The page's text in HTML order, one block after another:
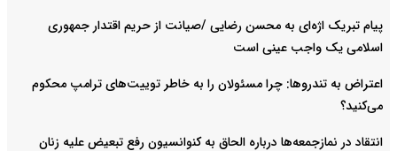
پیام تبریک اژه‌ای به محسن رضایی /صیانت از حریم اقتدار جمهوری
اسلامی یک واجب عینی است
اعتراض به تندروها: چرا مسئولان را به خاطر توییت‌های ترامپ محکوم
می‌کنید؟
انتقاد در نمازجمعه‌ها درباره الحاق به کنوانسیون رفع تبعیض علیه زنان